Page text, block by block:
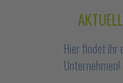
Hier findet ihr
Unternehmen!